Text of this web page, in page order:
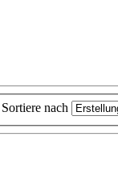
Sortiere nach